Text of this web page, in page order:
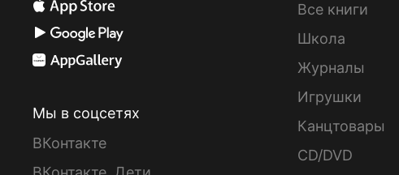
Мы в соцсетях
ВКонтакте
Все книги
Школа
Журналы
Игрушки
Канцтовары
CD/DVD